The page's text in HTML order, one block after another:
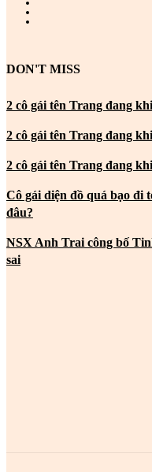
DON'T MISS
2 cô gái tên Trang đang
2 cô gái tên Trang đang
2 cô gái tên Trang đang
Cô gái diện đồ quá bạo đi
đâu?
NSX Anh Trai công bố
sai